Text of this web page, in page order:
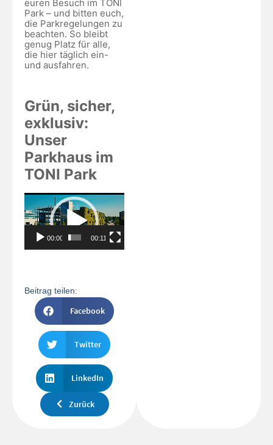
euren Besuch im TONI
Park – und bitten euch,
die Parkregelungen zu
beachten. So bleibt
genug Platz für alle,
die hier täglich ein-
und ausfahren.
Grün, sicher,
exklusiv:
Unser
Parkhaus im
TONI Park
Video-
Player
00:00 00:11
Beitrag teilen:
Facebook
Twitter
LinkedIn
Zurück